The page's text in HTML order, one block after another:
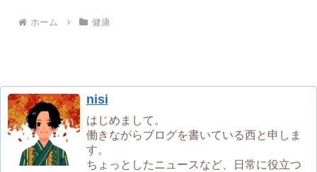
ホーム 健康
nisi
はじめまして。
働きながらブログを書いている西と申しま
す。
ちょっとしたニュースなど、日常に役立つ